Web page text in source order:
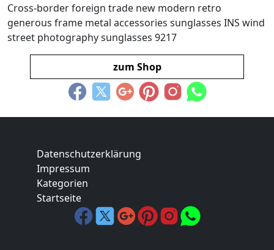
Cross-border foreign trade new modern retro
generous frame metal accessories sunglasses INS wind
street photography sunglasses 9217
zum Shop
Datenschutzerklärung
Impressum
Kategorien
Startseite